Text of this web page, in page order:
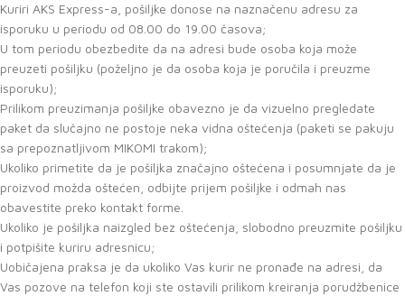
Kuriri AKS Express-a, pošiljke donose na naznačenu adresu za
isporuku u periodu od 08.00 do 19.00 časova;
U tom periodu obezbedite da na adresi bude osoba koja može
preuzeti pošiljku (poželjno je da osoba koja je poručila i preuzme
isporuku);
Prilikom preuzimanja pošiljke obavezno je da vizuelno pregledate
paket da slučajno ne postoje neka vidna oštećenja (paketi se pakuju
sa prepoznatljivom MIKOMI trakom);
Ukoliko primetite da je pošiljka značajno oštećena i posumnjate da je
proizvod možda oštećen, odbijte prijem pošiljke i odmah nas
obavestite preko kontakt forme.
Ukoliko je pošiljka naizgled bez oštećenja, slobodno preuzmite pošiljku
i potpišite kuriru adresnicu;
Uobičajena praksa je da ukoliko Vas kurir ne pronađe na adresi, da
Vas pozove na telefon koji ste ostavili prilikom kreiranja porudžbenice